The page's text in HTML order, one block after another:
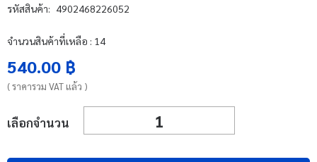
รหัสสินค้า: 4902468226052
จำนวนสินค้าที่เหลือ : 14
540.00 ฿
( ราคารวม VAT แล้ว )
เลือกจำนวน